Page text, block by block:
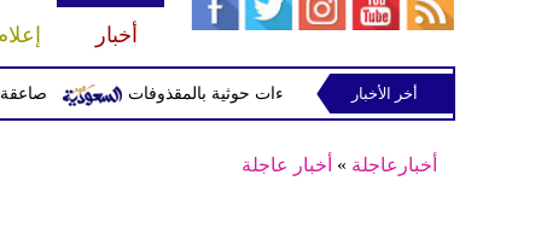
أخبار
صاعقة تقتل لاعبا أخر الأخبار
أخبارعاجلة » أخبار عاجلة